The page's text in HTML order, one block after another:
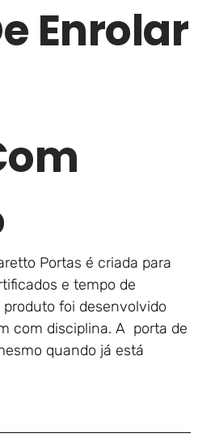
Enrolar
Portas é criada para
e tempo de
foi desenvolvido
com disciplina. A porta de
quando já está